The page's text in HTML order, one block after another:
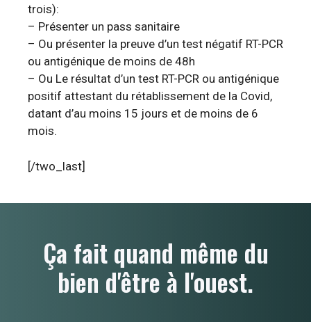
trois):
– Présenter un pass sanitaire
– Ou présenter la preuve d’un test négatif RT-PCR
ou antigénique de moins de 48h
– Ou Le résultat d’un test RT-PCR ou antigénique
positif attestant du rétablissement de la Covid,
datant d’au moins 15 jours et de moins de 6
mois.
[/two_last]
Ça fait quand même du
bien d'être à l'ouest.